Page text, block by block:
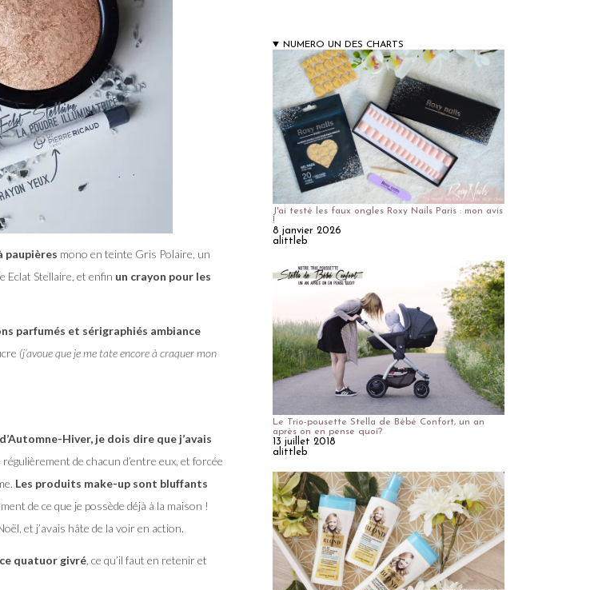
paupières mono en teinte Gris Polaire, un
Eclat Stellaire, et enfin un crayon pour les
parfumés et sérigraphiés ambiance
(j’avoue que je me tate encore à craquer mon
Hiver, je dois dire que j’avais
de chacun d’entre eux, et forcée
Les produits make-up sont bluffants
de ce que je possède déjà à la maison !
et j’avais hâte de la voir en action.
ce quatuor givré , ce qu’il faut en retenir et
NUMERO UN DES CHARTS
J'ai testé les faux ongles Roxy Nails Paris : mon avis
!
8 janvier 2026
alittleb
Le Trio-pousette Stella de Bébé Confort, un an
après on en pense quoi?
13 juillet 2018
alittleb